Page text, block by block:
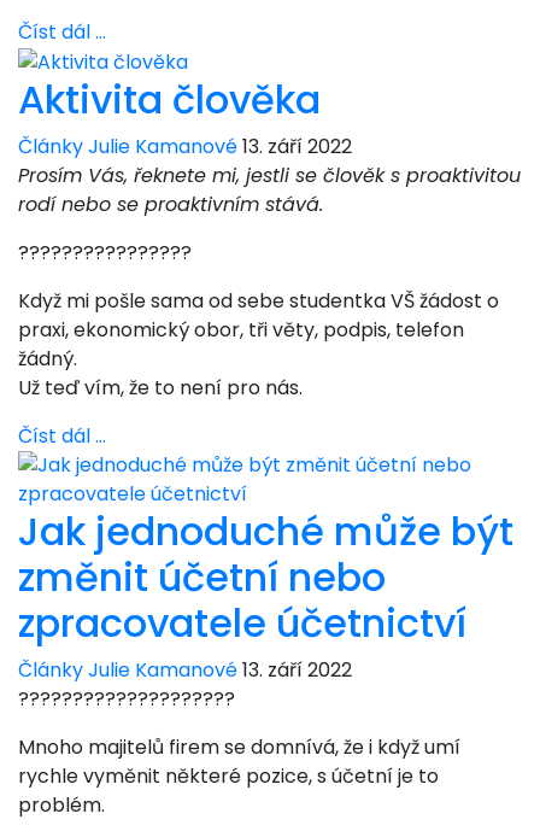
Číst dál …
Aktivita člověka
Články Julie Kamanové13. září 2022
Prosím Vás, řeknete mi, jestli se člověk s proaktivitou
rodí nebo se proaktivním stává.
????????????????
Když mi pošle sama od sebe studentka VŠ žádost o
praxi, ekonomický obor, tři věty, podpis, telefon
žádný.
Už teď vím, že to není pro nás.
Číst dál …
Jak jednoduché může být
změnit účetní nebo
zpracovatele účetnictví
Články Julie Kamanové13. září 2022
????????????????????
Mnoho majitelů firem se domnívá, že i když umí
rychle vyměnit některé pozice, s účetní je to
problém.